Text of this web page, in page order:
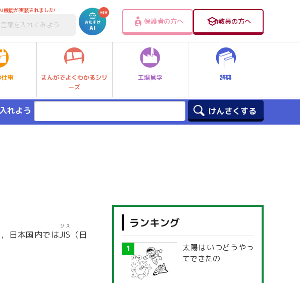
機能が実装されました!
保護者の方へ 教員の方へ
事
まんがでよくわかるシリ
ーズ
工場見学 辞典
れよう
日本国内ではJIS
ジス
（日
ランキング
太陽はいつどうやっ
てできたの